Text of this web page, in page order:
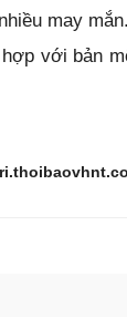
may mắn.
với bản